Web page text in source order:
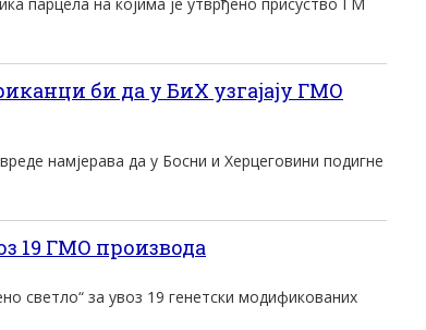
би да у БиХ узгајају ГМО
намјерава да у Босни и Херцеговини подигне
19 ГМО производа
светло“ за увоз 19 генетски модификованих